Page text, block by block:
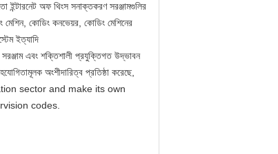
অফ থিংস সনাক্তকরণ সরঞ্জামগুলির
কোডিং কনভেয়র, কোডিং মেশিনের
ইত্যাদি
এবং শক্তিশালী প্রযুক্তিগত উদ্ভাবন
অংশীদারিত্ব প্রতিষ্ঠা করেছে,
sector and make its own
codes.